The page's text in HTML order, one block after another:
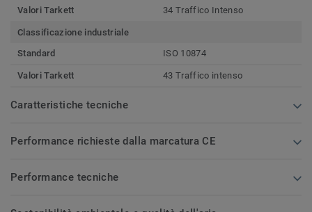
Valori Tarkett 34 Traffico Intenso
Classificazione industriale
Standard
ISO 10874
Valori Tarkett 43 Traffico intenso
Caratteristiche tecniche
Performance richieste dalla marcatura CE
Performance tecniche